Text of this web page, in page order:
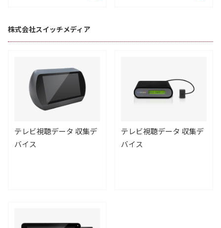
株式会社スイッチメディア
テレビ視聴データ 収集デ
バイス
テレビ視聴データ 収集デ
バイス